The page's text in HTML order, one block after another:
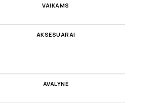
VAIKAMS
AKSESUARAI
AVALYNĖ